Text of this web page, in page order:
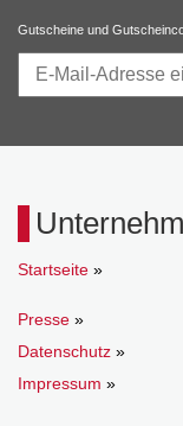
Gutscheine und
Startseite »
Presse »
Datenschutz »
Impressum »